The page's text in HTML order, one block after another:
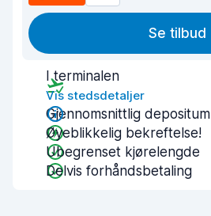
Se tilbud
I terminalen
Vis stedsdetaljer
Gjennomsnittlig depositum
Øyeblikkelig bekreftelse!
Ubegrenset kjørelengde
Delvis forhåndsbetaling